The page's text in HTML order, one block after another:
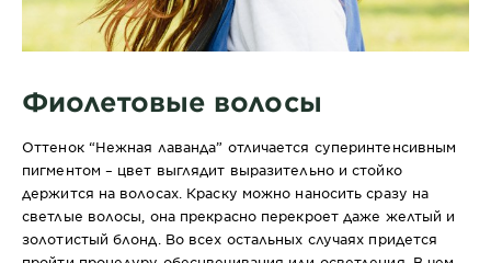
Фиолетовые волосы
Оттенок “Нежная лаванда” отличается суперинтенсивным
пигментом – цвет выглядит выразительно и стойко
держится на волосах. Краску можно наносить сразу на
светлые волосы, она прекрасно перекроет даже желтый и
золотистый блонд. Во всех остальных случаях придется